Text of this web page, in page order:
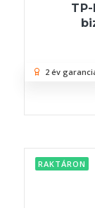
2 év
RAKTÁRON